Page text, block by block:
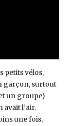
petits vélos,
garçon, surtout
un groupe)
avait l’air.
une fois,